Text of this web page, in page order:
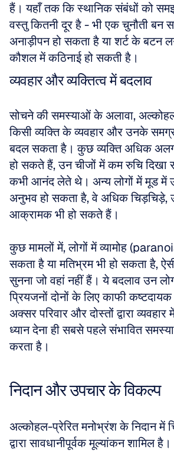
हैं। यहाँ तक कि स्थानिक संबंधों को
वस्तु कितनी दूर है - भी एक चुनौती बन
अनाड़ीपन हो सकता है या शर्ट के बटन
कौशल में कठिनाई हो सकती है।
व्यवहार और व्यक्तित्व में बदलाव
सोचने की समस्याओं के अलावा,
किसी व्यक्ति के व्यवहार और उनके समग्र
बदल सकता है। कुछ व्यक्ति अधिक
हो सकते हैं, उन चीजों में कम रुचि
कभी आनंद लेते थे। अन्य लोगों में मूड में
अनुभव हो सकता है, वे अधिक चिड़चिड़े,
आक्रामक भी हो सकते हैं।
कुछ मामलों में, लोगों में व्यामोह
सकता है या मतिभ्रम भी हो सकता है,
सुनना जो वहां नहीं हैं। ये बदलाव उन
प्रियजनों दोनों के लिए काफी
अक्सर परिवार और दोस्तों द्वारा
ध्यान देना ही सबसे पहले संभावित
करता है।
निदान और उपचार के विकल्प
अल्कोहल-प्रेरित मनोभ्रंश के निदान में
द्वारा सावधानीपूर्वक मूल्यांकन शामिल है।